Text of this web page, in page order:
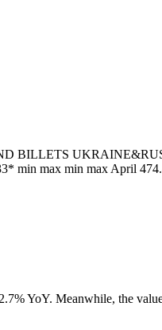
BILLETS
max min max April
YoY. Meanwhile, the